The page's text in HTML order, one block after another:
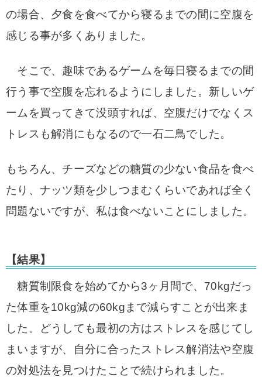
の場合、夕食を食べてから寝るまでの間に空腹を
感じる事が多くありました。
そこで、趣味であるゲームを毎日寝るまでの間
行う事で空腹を忘れるようにしました。 新しいゲ
ームを買ってきて没頭すれば、空腹だけでなくス
トレスも解消にもなるので一石二鳥でした。
もちろん、チーズなどの糖質の少ない食品を食べ
たり、ナッツ類を少しつまむくらいであれば全く
問題ないですが、私は食べないことにしました。
【結果】
糖質制限食を始めてから3ヶ月間で、70kgだっ
た体重を10kg減の60kgまで減らすことが出来ま
した。
どうしても最初の方はストレスを感じてし
まいますが、自分に合ったストレス解消法や空腹
の対処法を見つけたことで続けられました。